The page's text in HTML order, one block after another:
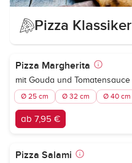
Pizza Klassiker
Pizza Margherita
mit Gouda und Tomatensauce
Ø 25 cm Ø 32 cm Ø 40 cm
ab 7,95 €
Pizza Salami